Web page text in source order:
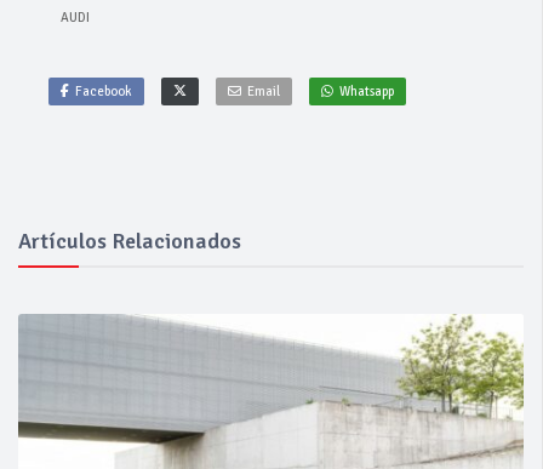
AUDI
Facebook Email Whatsapp
Artículos Relacionados